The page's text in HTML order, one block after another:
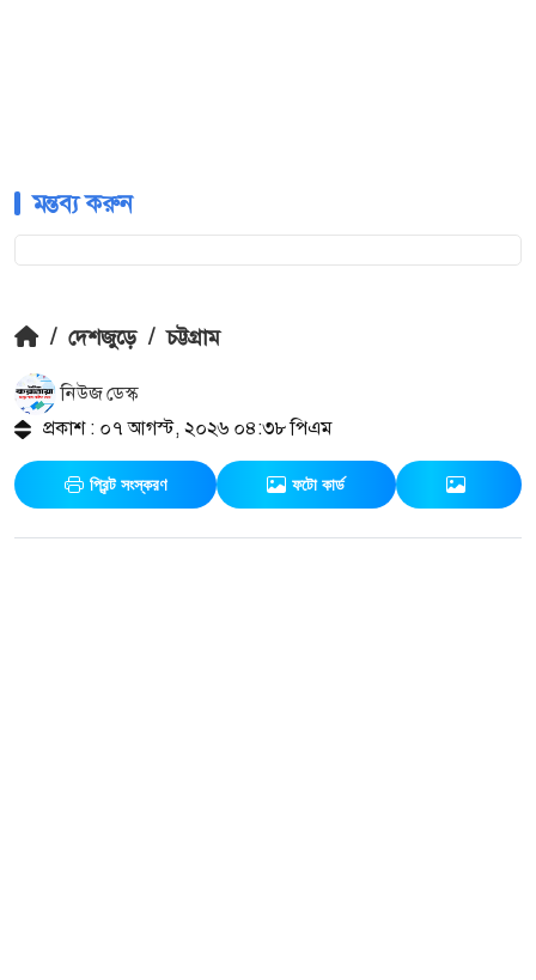
মন্তব্য করুন
/ দেশজুড়ে / চট্টগ্রাম
নিউজ ডেস্ক
প্রকাশ : ০৭ আগস্ট, ২০২৬ ০৪:৩৮ পিএম
প্রিন্ট সংস্করণ ফটো কার্ড